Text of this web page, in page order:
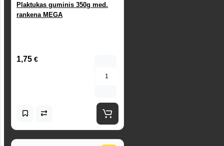
Plaktukas guminis 350g med.
rankena MEGA
1,75 €